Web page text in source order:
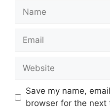
Name
Email
Website
Save my name,
browser for the next